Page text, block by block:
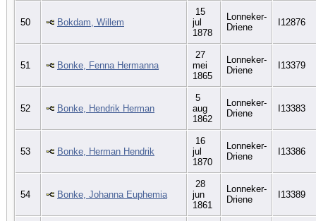
50 Bokdam, Willem
15
jul
1878
Lonneker-
Driene
I12876
51 Bonke, Fenna Hermanna
27
mei
1865
Lonneker-
Driene
I13379
52 Bonke, Hendrik Herman
5
aug
1862
Lonneker-
Driene
I13383
53 Bonke, Herman Hendrik
16
jul
1870
Lonneker-
Driene
I13386
54 Bonke, Johanna Euphemia
28
jun
1861
Lonneker-
Driene
I13389